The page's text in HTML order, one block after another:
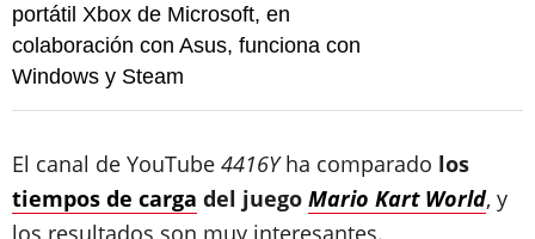
portátil Xbox de Microsoft, en
colaboración con Asus, funciona con
Windows y Steam
El canal de YouTube 4416Yha comparado los
tiempos de carga del juego Mario Kart World, y
los resultados son muy interesantes.